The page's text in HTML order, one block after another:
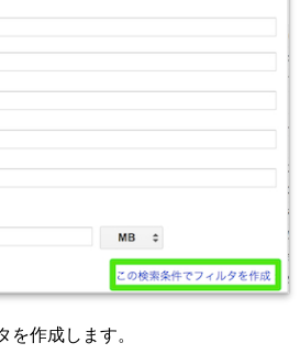
を作成します。